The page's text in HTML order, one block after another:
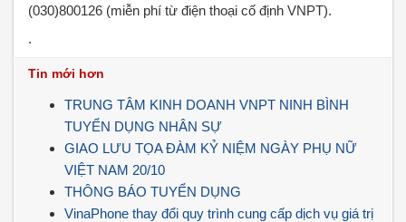
(030)800126 (miễn phí từ điện thoại cố định VNPT).
.
Tin mới hơn
TRUNG TÂM KINH DOANH VNPT NINH BÌNH
TUYỂN DỤNG NHÂN SỰ
GIAO LƯU TỌA ĐÀM KỶ NIỆM NGÀY PHỤ NỮ
VIỆT NAM 20/10
THÔNG BÁO TUYỂN DỤNG
VinaPhone thay đổi quy trình cung cấp dịch vụ giá trị